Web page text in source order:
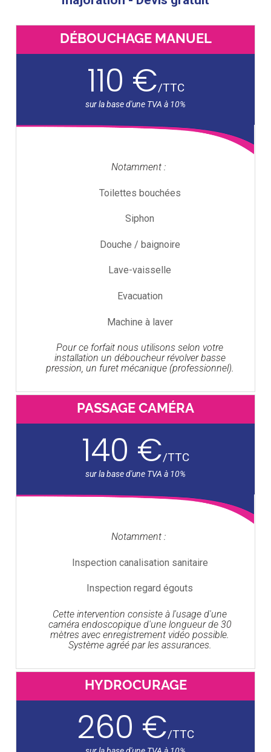
DÉBOUCHAGE MANUEL
110 €/TTC
Notamment :
Toilettes bouchées
Siphon
Douche / baignoire
Lave-vaisselle
Evacuation
Machine à laver
Pour ce forfait nous utilisons selon votre
installation un déboucheur révolver basse
pression, un furet mécanique (professionnel).
PASSAGE CAMÉRA
140 €/TTC
Notamment :
Inspection canalisation sanitaire
Inspection regard égouts
Cette intervention consiste à l'usage d'une
caméra endoscopique d'une longueur de 30
mètres avec enregistrement vidéo possible.
Système agréé par les assurances.
HYDROCURAGE
260 €/TTC